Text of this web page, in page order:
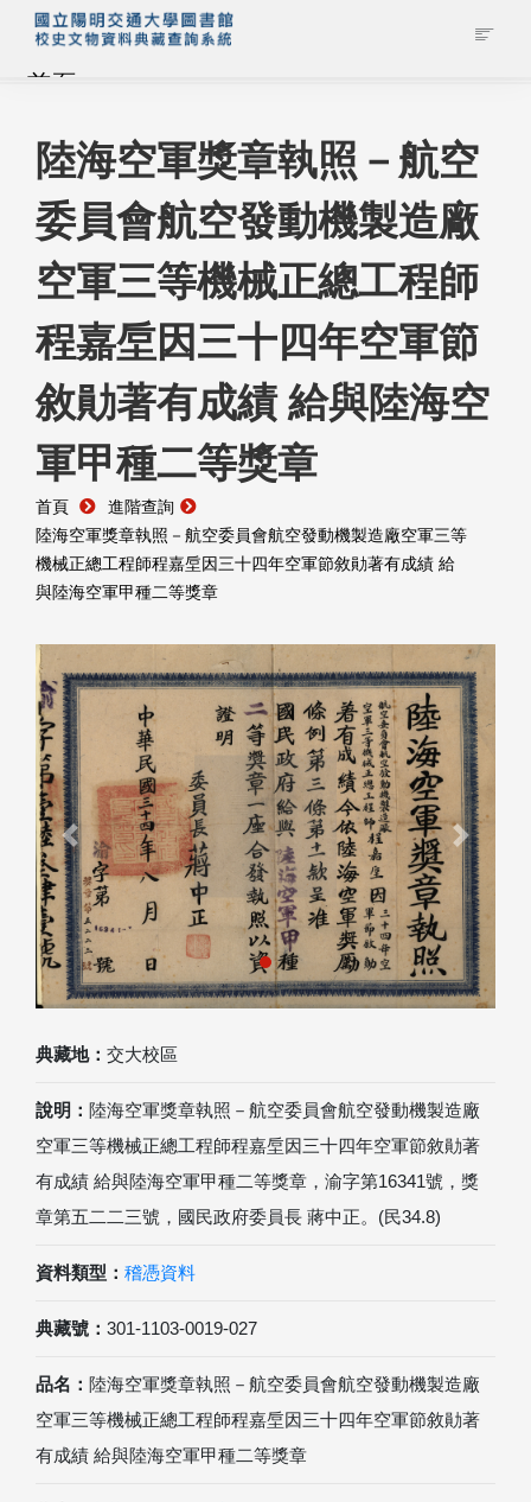
首頁
藏品查詢
校史館簡介
藏品清單全覽
資料調閱申請
管理者登入
陸海空軍獎章執照－航空
委員會航空發動機製造廠
空軍三等機械正總工程師
程嘉垕因三十四年空軍節
敘勛著有成績 給與陸海空
軍甲種二等獎章
首頁
進階查詢
陸海空軍獎章執照－航空委員會航空發動機製造廠空軍三等
機械正總工程師程嘉垕因三十四年空軍節敘勛著有成績 給
與陸海空軍甲種二等獎章
典藏地： 交大校區
說明： 陸海空軍獎章執照－航空委員會航空發動機製造廠
空軍三等機械正總工程師程嘉垕因三十四年空軍節敘勛著
有成績 給與陸海空軍甲種二等獎章，渝字第16341號，獎
章第五二二三號，國民政府委員長 蔣中正。(民34.8)
資料類型： 稽憑資料
典藏號： 301-1103-0019-027
品名： 陸海空軍獎章執照－航空委員會航空發動機製造廠
空軍三等機械正總工程師程嘉垕因三十四年空軍節敘勛著
有成績 給與陸海空軍甲種二等獎章
Previous Next